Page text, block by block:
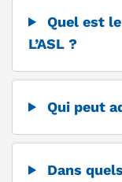
Quel est
L’ASL ?
Qui peut
Dans